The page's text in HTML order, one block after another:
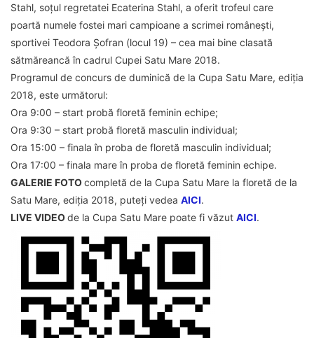
Stahl, soțul regretatei Ecaterina Stahl, a oferit trofeul care
poartă numele fostei mari campioane a scrimei românești,
sportivei Teodora Șofran (locul 19) – cea mai bine clasată
sătmăreancă în cadrul Cupei Satu Mare 2018.
Programul de concurs de duminică de la Cupa Satu Mare, ediția
2018, este următorul:
Ora 9:00 – start probă floretă feminin echipe;
Ora 9:30 – start probă floretă masculin individual;
Ora 15:00 – finala în proba de floretă masculin individual;
Ora 17:00 – finala mare în proba de floretă feminin echipe.
GALERIE FOTOcompletă de la Cupa Satu Mare la floretă de la
Satu Mare, ediția 2018, puteți vedea AICI.
LIVE VIDEOde la Cupa Satu Mare poate fi văzut AICI.